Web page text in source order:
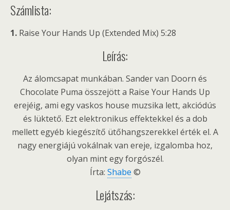
Számlista:
1. Raise Your Hands Up (Extended Mix) 5:28
Leírás:
Az álomcsapat munkában. Sander van Doorn és
Chocolate Puma összejött a Raise Your Hands Up
erejéig, ami egy vaskos house muzsika lett, akciódús
és lüktető. Ezt elektronikus effektekkel és a dob
mellett egyéb kiegészítő ütőhangszerekkel érték el. A
nagy energiájú vokálnak van ereje, izgalomba hoz,
olyan mint egy forgószél.
Írta: Shabe ©
Lejátszás: